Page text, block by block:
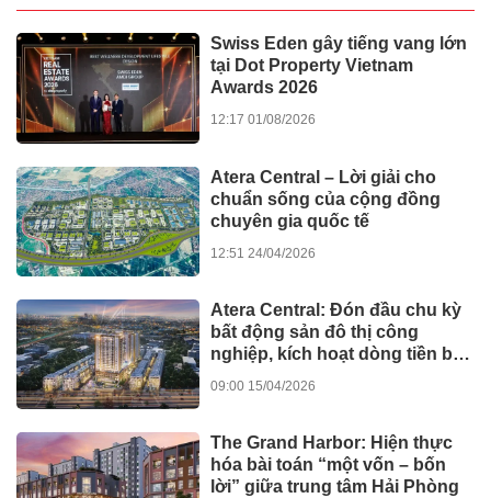
Swiss Eden gây tiếng vang lớn
tại Dot Property Vietnam
Awards 2026
12:17 01/08/2026
Atera Central – Lời giải cho
chuẩn sống của cộng đồng
chuyên gia quốc tế
12:51 24/04/2026
Atera Central: Đón đầu chu kỳ
bất động sản đô thị công
nghiệp, kích hoạt dòng tiền bền
09:00 15/04/2026
The Grand Harbor: Hiện thực
hóa bài toán “một vốn – bốn
lời” giữa trung tâm Hải Phòng